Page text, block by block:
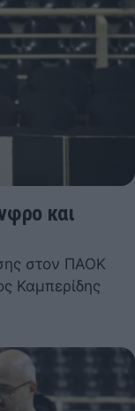
και
στον ΠΑΟΚ
Καμπερίδης